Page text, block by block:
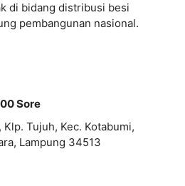
di bidang distribusi besi
pembangunan nasional.
Sore
Tujuh, Kec. Kotabumi,
Lampung 34513